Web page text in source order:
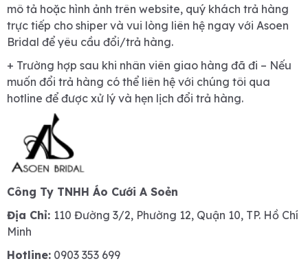
mô tả hoặc hình ảnh trên website, quý khách trả hàng
trực tiếp cho shiper và vui lòng liên hệ ngay với Asoen
Bridal để yêu cầu đổi/trả hàng.
+ Trường hợp sau khi nhân viên giao hàng đã đi – Nếu
muốn đổi trả hàng có thể liên hệ với chúng tôi qua
hotline để được xử lý và hẹn lịch đổi trả hàng.
Công Ty TNHH Áo Cưới A Soẻn
Địa Chỉ: 110 Đường 3/2, Phường 12, Quận 10, TP. Hồ Chí
Minh
Hotline: 0903 353 699